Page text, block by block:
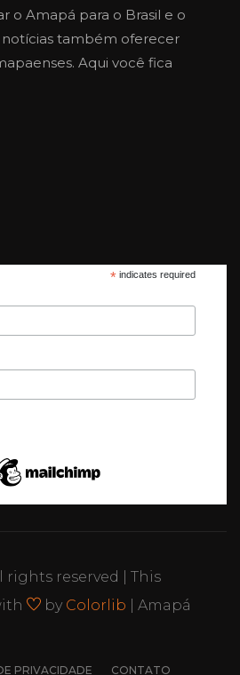
o Amapá para o Brasil e o
notícias também oferecer
Aqui você fica
*indicates required
rights reserved | This
by Colorlib | Amapá
PRIVACIDADE CONTATO